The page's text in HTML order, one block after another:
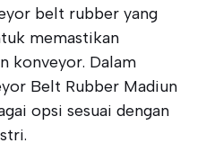
belt rubber yang
memastikan
konveyor. Dalam
Belt Rubber Madiun
opsi sesuai dengan